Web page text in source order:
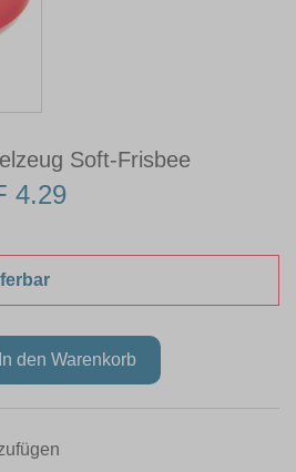
Soft-Frisbee
4.29